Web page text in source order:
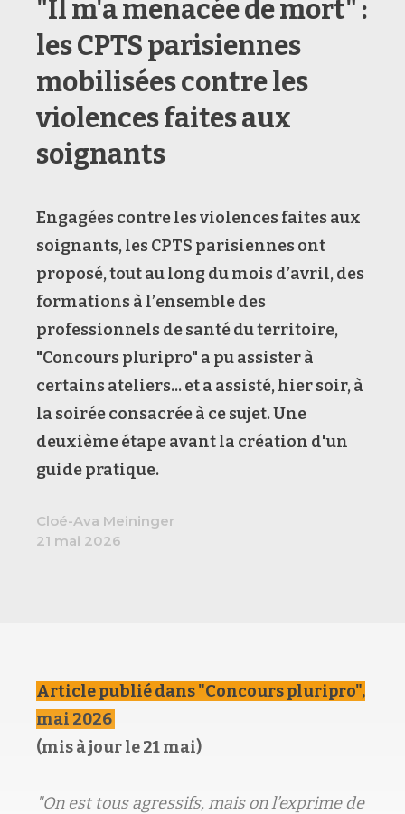
"Il m'a menacée de mort" :
les CPTS parisiennes
mobilisées contre les
violences faites aux
soignants
Engagées contre les violences faites aux
soignants, les CPTS parisiennes ont
proposé, tout au long du mois d’avril, des
formations à l’ensemble des
professionnels de santé du territoire,
"Concours pluripro" a pu assister à
certains ateliers... et a assisté, hier soir, à
la soirée consacrée à ce sujet. Une
deuxième étape avant la création d'un
guide pratique.
Cloé-Ava Meininger
21 mai 2026
Article publié dans "Concours pluripro",
mai 2026
(mis à jour le 21 mai)
"On est tous agressifs, mais on l’exprime de